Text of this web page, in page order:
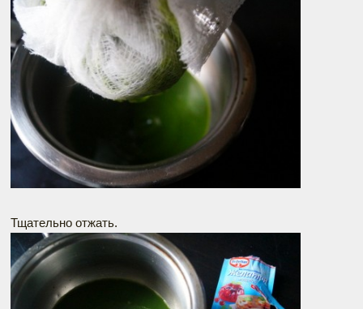
Тщательно отжать.